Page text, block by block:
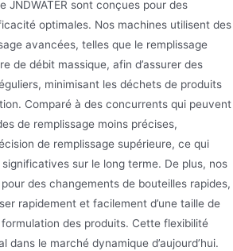
JNDWATER sont conçues pour des
optimales. Nos machines utilisent des
avancées, telles que le remplissage
de débit massique, afin d’assurer des
minimisant les déchets de produits
Comparé à des concurrents qui peuvent
de remplissage moins précises,
de remplissage supérieure, ce qui
sur le long terme. De plus, nos
des changements de bouteilles rapides,
rapidement et facilement d’une taille de
formulation des produits. Cette flexibilité
le marché dynamique d’aujourd’hui.